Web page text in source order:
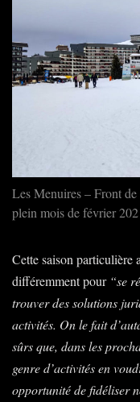
Les Menuires – Front de
plein mois de février
Cette saison particulière
différemment pour “se
trouver des solutions
activités. On le fait
sûrs que, dans les
genre d’activités en
opportunité de fidéliser